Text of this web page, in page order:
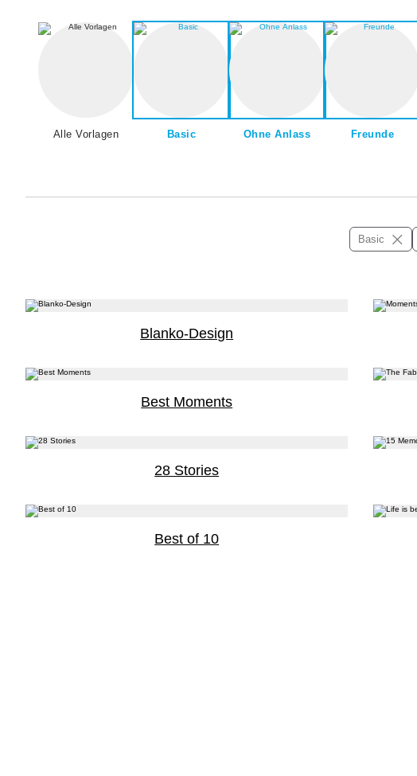
Alle Vorlagen Basic Ohne Anlass Freunde
Basic
Blanko-Design
Best Moments
28 Stories
Best of 10